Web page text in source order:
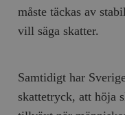
måste täckas av
vill säga skatter.
Samtidigt har
skattetryck, att höja